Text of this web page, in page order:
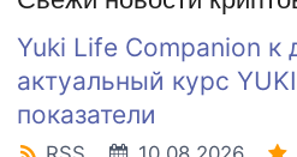
Yuki Life Companion к
актуальный курс
показатели